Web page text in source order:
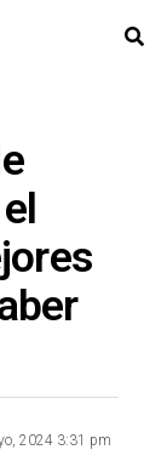
2024 3:31 pm